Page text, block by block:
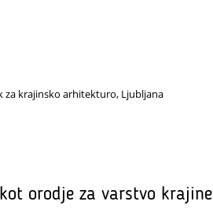
za krajinsko arhitekturo, Ljubljana
orodje za varstvo krajine